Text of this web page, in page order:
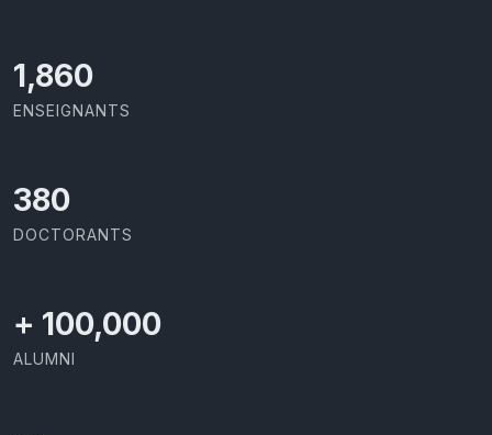
2,029
ENSEIGNANTS
414
DOCTORANTS
+ 100,000
ALUMNI